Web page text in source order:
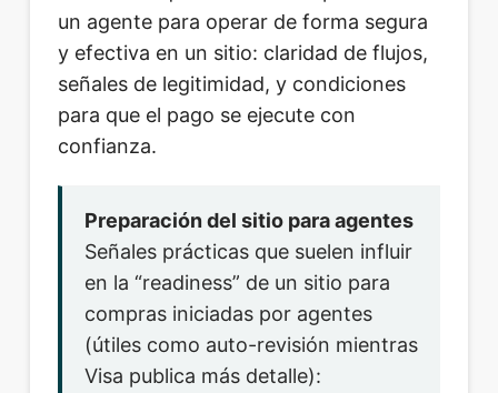
un agente para operar de forma segura
y efectiva en un sitio: claridad de flujos,
señales de legitimidad, y condiciones
para que el pago se ejecute con
confianza.
Preparación del sitio para agentes
Señales prácticas que suelen influir
en la “readiness” de un sitio para
compras iniciadas por agentes
(útiles como auto-revisión mientras
Visa publica más detalle):